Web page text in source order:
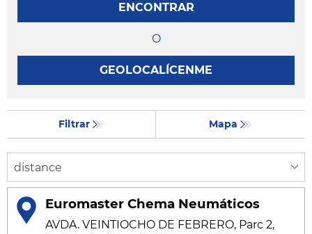
ENCONTRAR
O
GEOLOCALÍCENME
Filtrar Mapa
Euromaster Chema Neumáticos
AVDA. VEINTIOCHO DE FEBRERO, Parc 2,